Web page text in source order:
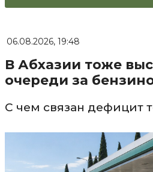
06.08.2026, 19:48
В Абхазии тоже
очереди за
С чем связан дефицит